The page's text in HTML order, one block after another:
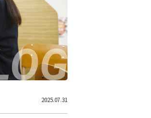
2025.07.31